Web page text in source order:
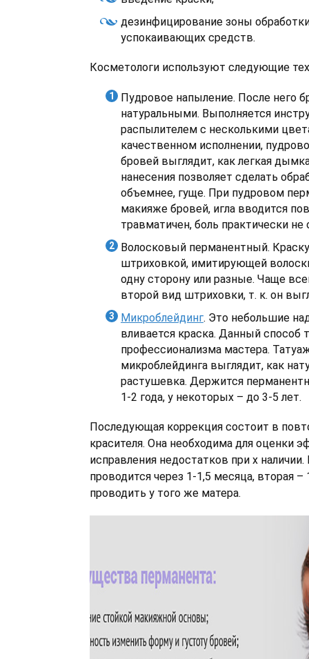
дезинфицирование зоны
успокаивающих средств.
Косметологи используют следующие
Пудровое напыление. После него
натуральными. Выполняется
распылителем с несколькими
качественном исполнении,
бровей выглядит, как легкая
нанесения позволяет сделать
объемнее, гуще. При пудровом
макияже бровей, игла вводится
травматичен, боль практически
Волосковый перманентный.
штриховкой, имитирующей
одну сторону или разные. Чаще
второй вид штриховки, т. к. он
Микроблейдинг. Это небольшие
вливается краска. Данный способ
профессионализма мастера.
микроблейдинга выглядит, как
растушевка. Держится
1-2 года, у некоторых – до 3-5 лет.
Последующая коррекция состоит в
красителя. Она необходима для оценки
исправления недостатков при х
проводится через 1-1,5 месяца, вторая –
проводить у того же матера.